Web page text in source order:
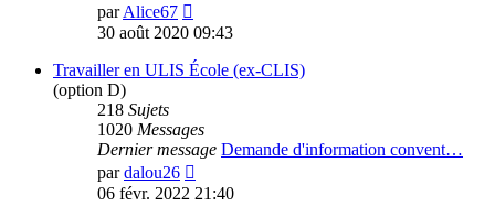
parAlice67
le
message
30 août 2020 09:43
Travailler en ULIS École (ex-CLIS)
(option D)
218 Sujets
1020 Messages
Dernier message Demande d'information convent…
pardalou26
le
06 févr. 2022 21:40